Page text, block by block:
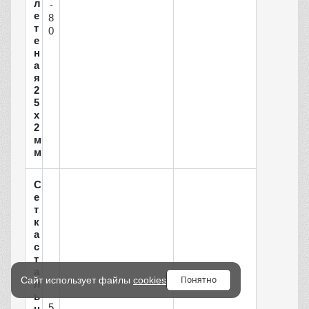
л
е
т
е
н
а
я
2
5
х
2
м
м
-
8
0
С
е
т
к
а
с
т
л
ь
Сайт использует файлы cookies Понятно